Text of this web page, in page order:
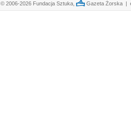
© 2006-2026 Fundacja Sztuka, Gazeta Żorska |